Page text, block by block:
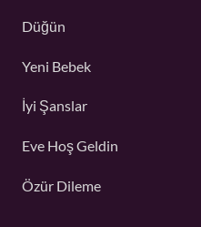
Düğün
Yeni Bebek
İyi Şanslar
Eve Hoş Geldin
Özür Dileme